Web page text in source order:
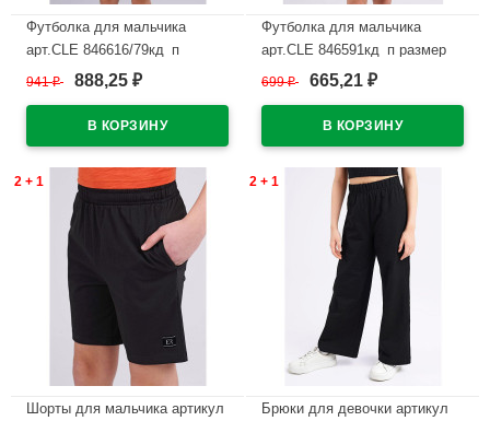
Футболка для мальчика
арт.CLE 846616/79кд_п
размер 34/134-42/158 цвет
941₽ 888,25 ₽
Футболка для мальчика
арт.CLE 846591кд_п размер
34/134-42/158 цвет зеленый
699₽ 665,21 ₽
2 + 1
Шорты для мальчика артикул
2 + 1
Брюки для девочки артикул